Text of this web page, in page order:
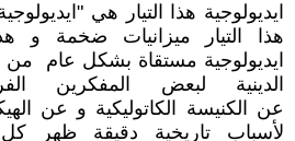
ايديولوجية هذا التيار هي
هذا التيار ميزانيات ضخمة و
ايديولوجية مستقاة بشكل عام من
الدينية لبعض المفكرين
عن الكنيسة الكاتوليكية و عن
لأسباب تاريخية دقيقة ظهر